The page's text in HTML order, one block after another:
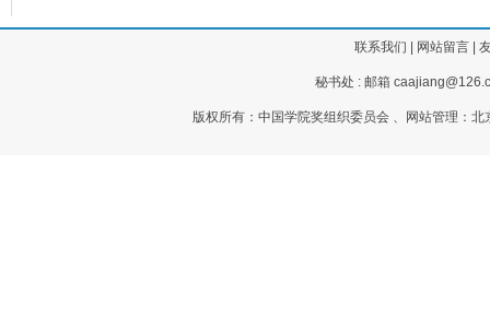
联系我们 网站留言|
秘书处 : 邮箱
版权所有：中国学院奖组织委员会 、网站管理：